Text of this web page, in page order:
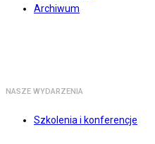
Archiwum
NASZE WYDARZENIA
Szkolenia i konferencje